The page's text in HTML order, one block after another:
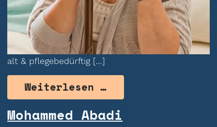
alt & pflegebedürftig […]
Weiterlesen …from Monika Maier
Mohammed Abadi